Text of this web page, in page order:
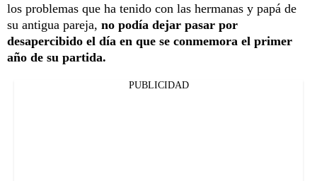
los problemas que ha tenido con las hermanas y papá de
su antigua pareja, no podía dejar pasar por
desapercibido el día en que se conmemora el primer
año de su partida.
PUBLICIDAD